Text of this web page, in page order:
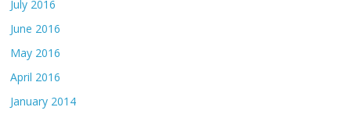
July 2016
June 2016
May 2016
April 2016
January 2014